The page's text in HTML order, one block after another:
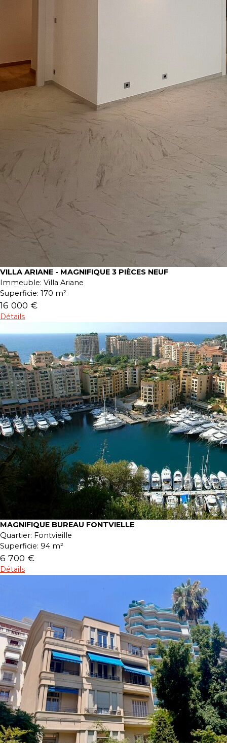
VILLA ARIANE - MAGNIFIQUE 3 PIÈCES NEUF
Immeuble: Villa Ariane
Superficie: 170 m²
16 000 €
Détails
MAGNIFIQUE BUREAU FONTVIELLE
Quartier: Fontvieille
Superficie: 94 m²
6 700 €
Détails